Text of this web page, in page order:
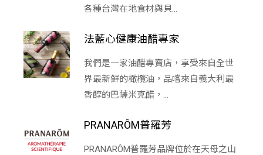
各種台灣在地食材與貝...
法藍心健康油醋專家
我們是一家油醋專賣店，享受來自全世
界最新鮮的橄欖油，品嚐來自義大利最
香醇的巴薩米克醋，...
PRANARÔM普羅芳
PRANARÔM普羅芳品牌位於在天母之山